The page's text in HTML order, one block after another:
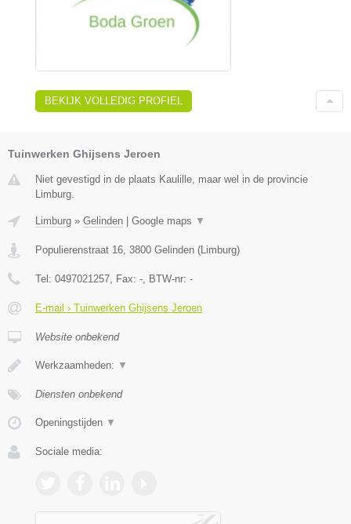
BEKIJK VOLLEDIG PROFIEL
Tuinwerken Ghijsens Jeroen
Niet gevestigd in de plaats Kaulille, maar wel in de provincie
Limburg.
Limburg » Gelinden Google maps ▼
Populierenstraat 16 3800 Gelinden ( Limburg)
Tel: 0497021257 , Fax: - , BTW-nr: -
E-mail › Tuinwerken Ghijsens Jeroen
Website onbekend
Werkzaamheden: ▼
Diensten onbekend
Openingstijden ▼
Sociale media: